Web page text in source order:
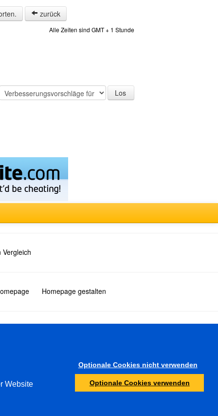
zurück
Alle Zeiten sind GMT + 1 Stunde
Vergleich
Homepage gestalten
Jugendschutz
Website
Optionale Cookies nicht verwenden
Optionale Cookies verwenden